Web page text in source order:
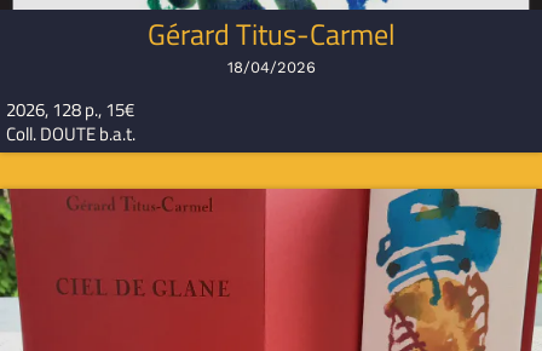
Gérard Titus-Carmel
18/04/2026
2026, 128 p., 15€
Coll. DOUTE b.a.t.